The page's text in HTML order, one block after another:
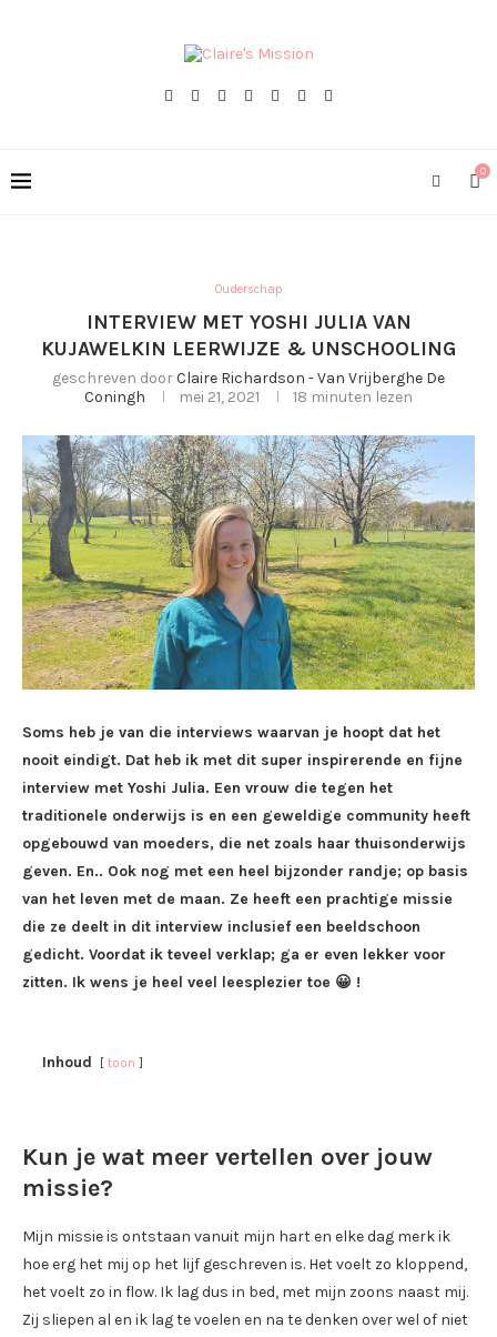
0
Ouderschap
INTERVIEW MET YOSHI JULIA VAN
KUJAWELKIN LEERWIJZE & UNSCHOOLING
geschreven doorClaire Richardson - Van Vrijberghe De
Coningh
mei 21, 2021 18 minuten lezen
Soms heb je van die interviews waarvan je hoopt dat het
nooit eindigt. Dat heb ik met dit super inspirerende en fijne
interview met Yoshi Julia. Een vrouw die tegen het
traditionele onderwijs is en een geweldige community heeft
opgebouwd van moeders, die net zoals haar thuisonderwijs
geven. En.. Ook nog met een heel bijzonder randje; op basis
van het leven met de maan. Ze heeft een prachtige missie
die ze deelt in dit interview inclusief een beeldschoon
gedicht. Voordat ik teveel verklap; ga er even lekker voor
zitten. Ik wens je heel veel leesplezier toe 😀 !
Inhoud toon
Kun je wat meer vertellen over jouw
missie?
Mijn missie is ontstaan vanuit mijn hart en elke dag merk ik
hoe erg het mij op het lijf geschreven is. Het voelt zo kloppend,
het voelt zo in flow. Ik lag dus in bed, met mijn zoons naast mij.
Zij sliepen al en ik lag te voelen en na te denken over wel of niet